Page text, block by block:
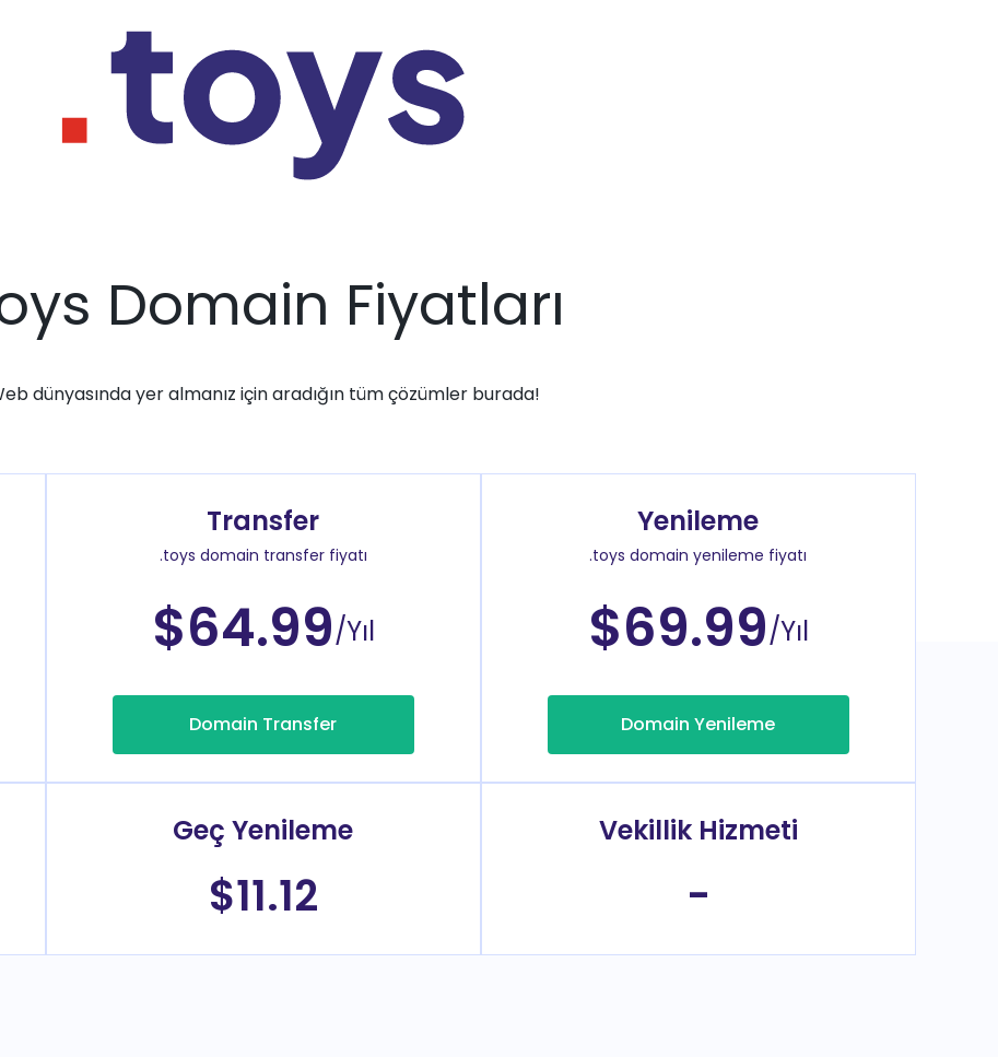
Domain Fiyatları
dünyasında yer almanız için aradığın tüm çözümler burada!
Transfer
.toys domain transfer fiyatı
$64.99/Yıl
Domain Transfer
Yenileme
.toys domain yenileme fiyatı
$69.99/Yıl
Domain Yenileme
Geç Yenileme
$11.12
Vekillik Hizmeti
-